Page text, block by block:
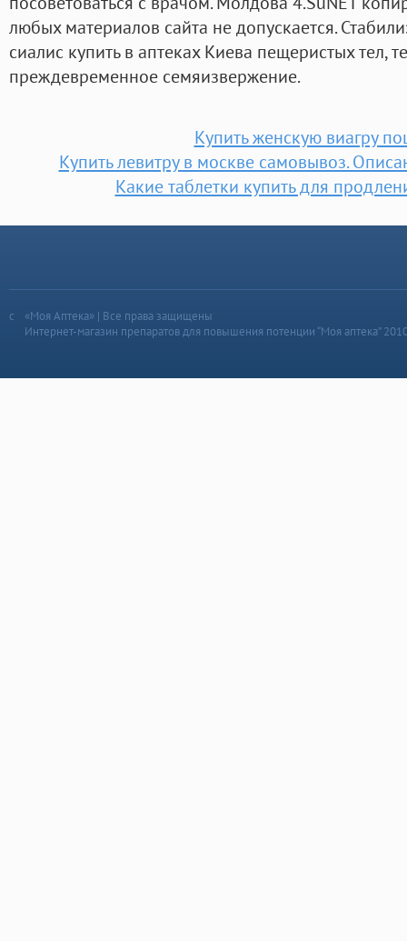
любых материалов сайта не допускается.
сиалис купить в аптеках Киева пещеристых тел,
преждевременное семяизвержение.
Купить женскую виагру
Купить левитру в москве самовывоз.
Какие таблетки купить для
«Моя Аптека» | Все права защищены
Интернет-магазин препаратов для повышения потенции “Моя аптека”